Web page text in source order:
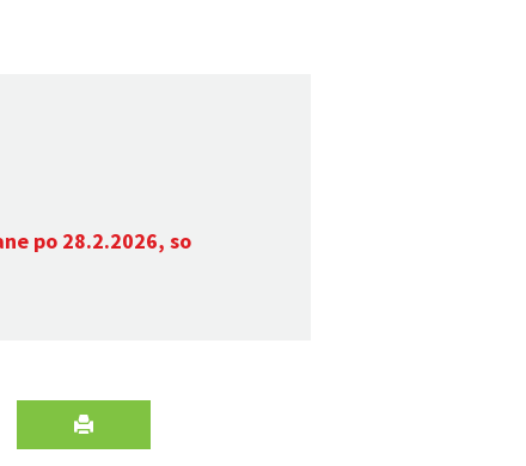
po 28.2.2026, so